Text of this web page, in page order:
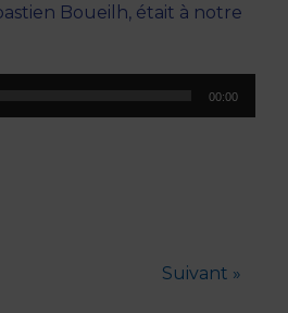
Boueilh, était à notre
00:00
Suivant »